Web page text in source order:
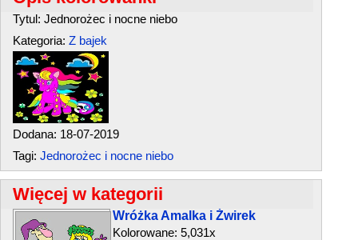
Tytul: Jednorożec i nocne niebo
Kategoria: Z bajek
Dodana: 18-07-2019
Tagi: Jednorożec i nocne niebo
Więcej w kategorii
Wróżka Amalka i Żwirek
Kolorowane: 5,031x